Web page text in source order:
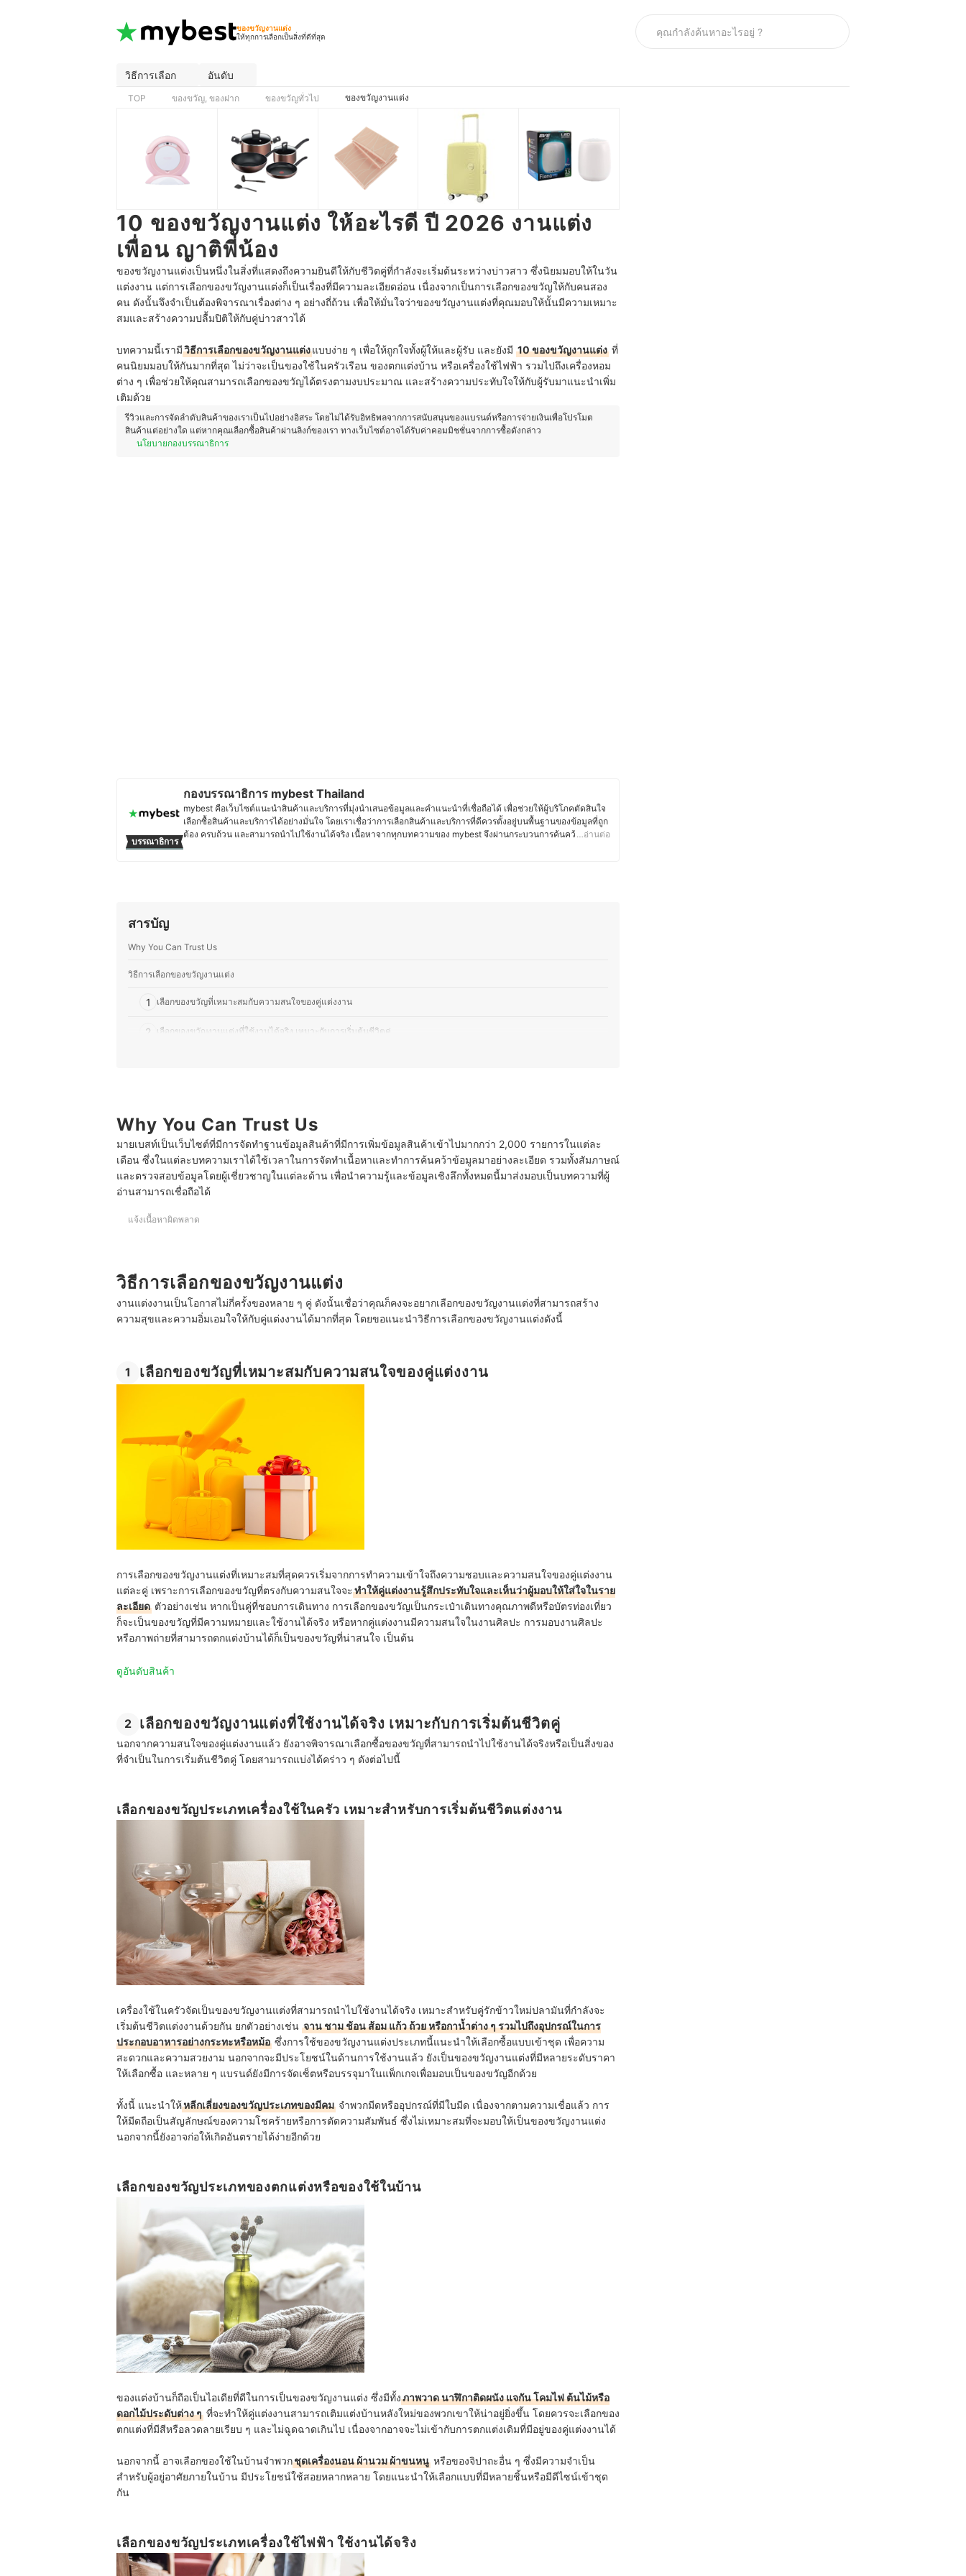
ของขวัญงานแต่ง
ให้ทุกการเลือกเป็นสิ่งที่ดีที่สุด
วิธีการเลือก อันดับ
TOP ของขวัญ, ของฝาก ของขวัญทั่วไป ของขวัญงานแต่ง
10 ของขวัญงานแต่ง ให้อะไรดี ปี 2026 งานแต่ง
เพื่อน ญาติพี่น้อง
ของขวัญงานแต่งเป็นหนึ่งในสิ่งที่แสดงถึงความยินดีให้กับชีวิตคู่ที่กำลังจะเริ่มต้นระหว่างบ่าวสาว ซึ่งนิยมมอบให้ในวัน
แต่งงาน แต่การเลือกของขวัญงานแต่งก็เป็นเรื่องที่มีความละเอียดอ่อน เนื่องจากเป็นการเลือกของขวัญให้กับคนสอง
คน ดังนั้นจึงจำเป็นต้องพิจารณาเรื่องต่าง ๆ อย่างถี่ถ้วน เพื่อให้มั่นใจว่าของขวัญงานแต่งที่คุณมอบให้นั้นมีความเหมาะ
สมและสร้างความปลื้มปิติให้กับคู่บ่าวสาวได้
บทความนี้เรามีวิธีการเลือกของขวัญงานแต่งแบบง่าย ๆ เพื่อให้ถูกใจทั้งผู้ให้และผู้รับ และยังมี 10 ของขวัญงานแต่ง ที่
คนนิยมมอบให้กันมากที่สุด ไม่ว่าจะเป็นของใช้ในครัวเรือน ของตกแต่งบ้าน หรือเครื่องใช้ไฟฟ้า รวมไปถึงเครื่องหอม
ต่าง ๆ เพื่อช่วยให้คุณสามารถเลือกของขวัญได้ตรงตามงบประมาณ และสร้างความประทับใจให้กับผู้รับมาแนะนำเพิ่ม
เติมด้วย
รีวิวและการจัดลำดับสินค้าของเราเป็นไปอย่างอิสระ โดยไม่ได้รับอิทธิพลจากการสนับสนุนของแบรนด์หรือการจ่ายเงินเพื่อโปรโมต
สินค้าแต่อย่างใด แต่หากคุณเลือกซื้อสินค้าผ่านลิงก์ของเรา ทางเว็บไซต์อาจได้รับค่าคอมมิชชั่นจากการซื้อดังกล่าว
นโยบายกองบรรณาธิการ
บรรณาธิการ
กองบรรณาธิการ mybest Thailand
mybest คือเว็บไซต์แนะนำสินค้าและบริการที่มุ่งนำเสนอข้อมูลและคำแนะนำที่เชื่อถือได้ เพื่อช่วยให้ผู้บริโภคตัดสินใจ
เลือกซื้อสินค้าและบริการได้อย่างมั่นใจ โดยเราเชื่อว่าการเลือกสินค้าและบริการที่ดีควรตั้งอยู่บนพื้นฐานของข้อมูลที่ถูก
ต้อง ครบถ้วน และสามารถนำไปใช้งานได้จริง เนื้อหาจากทุกบทความของ mybest จึงผ่านกระบวนการค้นคว้า…อ่านต่อ
สารบัญ
Why You Can Trust Us
วิธีการเลือกของขวัญงานแต่ง
1 เลือกของขวัญที่เหมาะสมกับความสนใจของคู่แต่งงาน
2 เลือกของขวัญงานแต่งที่ใช้งานได้จริง เหมาะกับการเริ่มต้นชีวิตคู่
Why You Can Trust Us
มายเบสท์เป็นเว็บไซต์ที่มีการจัดทำฐานข้อมูลสินค้าที่มีการเพิ่มข้อมูลสินค้าเข้าไปมากกว่า 2,000 รายการในแต่ละ
เดือน ซึ่งในแต่ละบทความเราได้ใช้เวลาในการจัดทำเนื้อหาและทำการค้นคว้าข้อมูลมาอย่างละเอียด รวมทั้งสัมภาษณ์
และตรวจสอบข้อมูลโดยผู้เชี่ยวชาญในแต่ละด้าน เพื่อนำความรู้และข้อมูลเชิงลึกทั้งหมดนี้มาส่งมอบเป็นบทความที่ผู้
อ่านสามารถเชื่อถือได้
แจ้งเนื้อหาผิดพลาด
วิธีการเลือกของขวัญงานแต่ง
งานแต่งงานเป็นโอกาสไม่กี่ครั้งของหลาย ๆ คู่ ดังนั้นเชื่อว่าคุณก็คงจะอยากเลือกของขวัญงานแต่งที่สามารถสร้าง
ความสุขและความอิ่มเอมใจให้กับคู่แต่งงานได้มากที่สุด โดยขอแนะนำวิธีการเลือกของขวัญงานแต่งดังนี้
1 เลือกของขวัญที่เหมาะสมกับความสนใจของคู่แต่งงาน
การเลือกของขวัญงานแต่งที่เหมาะสมที่สุดควรเริ่มจากการทำความเข้าใจถึงความชอบและความสนใจของคู่แต่งงาน
แต่ละคู่ เพราะการเลือกของขวัญที่ตรงกับความสนใจจะทำให้คู่แต่งงานรู้สึกประทับใจและเห็นว่าผู้มอบให้ใส่ใจในราย
ละเอียด ตัวอย่างเช่น หากเป็นคู่ที่ชอบการเดินทาง การเลือกของขวัญเป็นกระเป๋าเดินทางคุณภาพดีหรือบัตรท่องเที่ยว
ก็จะเป็นของขวัญที่มีความหมายและใช้งานได้จริง หรือหากคู่แต่งงานมีความสนใจในงานศิลปะ การมอบงานศิลปะ
หรือภาพถ่ายที่สามารถตกแต่งบ้านได้ก็เป็นของขวัญที่น่าสนใจ เป็นต้น
ดูอันดับสินค้า
2 เลือกของขวัญงานแต่งที่ใช้งานได้จริง เหมาะกับการเริ่มต้นชีวิตคู่
นอกจากความสนใจของคู่แต่งงานแล้ว ยังอาจพิจารณาเลือกซื้อของขวัญที่สามารถนำไปใช้งานได้จริงหรือเป็นสิ่งของ
ที่จำเป็นในการเริ่มต้นชีวิตคู่ โดยสามารถแบ่งได้คร่าว ๆ ดังต่อไปนี้
เลือกของขวัญประเภทเครื่องใช้ในครัว เหมาะสำหรับการเริ่มต้นชีวิตแต่งงาน
เครื่องใช้ในครัวจัดเป็นของขวัญงานแต่งที่สามารถนำไปใช้งานได้จริง เหมาะสำหรับคู่รักข้าวใหม่ปลามันที่กำลังจะ
เริ่มต้นชีวิตแต่งงานด้วยกัน ยกตัวอย่างเช่น จาน ชาม ช้อน ส้อม แก้ว ถ้วย หรือกาน้ำต่าง ๆ รวมไปถึงอุปกรณ์ในการ
ประกอบอาหารอย่างกระทะหรือหม้อ ซึ่งการใช้ของขวัญงานแต่งประเภทนี้แนะนำให้เลือกซื้อแบบเข้าชุด เพื่อความ
สะดวกและความสวยงาม นอกจากจะมีประโยชน์ในด้านการใช้งานแล้ว ยังเป็นของขวัญงานแต่งที่มีหลายระดับราคา
ให้เลือกซื้อ และหลาย ๆ แบรนด์ยังมีการจัดเซ็ตหรือบรรจุมาในแพ็กเกจเพื่อมอบเป็นของขวัญอีกด้วย
ทั้งนี้ แนะนำให้หลีกเลี่ยงของขวัญประเภทของมีคม จำพวกมีดหรืออุปกรณ์ที่มีใบมีด เนื่องจากตามความเชื่อแล้ว การ
ให้มีดถือเป็นสัญลักษณ์ของความโชคร้ายหรือการตัดความสัมพันธ์ ซึ่งไม่เหมาะสมที่จะมอบให้เป็นของขวัญงานแต่ง
นอกจากนี้ยังอาจก่อให้เกิดอันตรายได้ง่ายอีกด้วย
เลือกของขวัญประเภทของตกแต่งหรือของใช้ในบ้าน
ของแต่งบ้านก็ถือเป็นไอเดียที่ดีในการเป็นของขวัญงานแต่ง ซึ่งมีทั้งภาพวาด นาฬิกาติดผนัง แจกัน โคมไฟ ต้นไม้หรือ
ดอกไม้ประดับต่าง ๆ ที่จะทำให้คู่แต่งงานสามารถเติมแต่งบ้านหลังใหม่ของพวกเขาให้น่าอยู่ยิ่งขึ้น โดยควรจะเลือกของ
ตกแต่งที่มีสีหรือลวดลายเรียบ ๆ และไม่ฉูดฉาดเกินไป เนื่องจากอาจจะไม่เข้ากับการตกแต่งเดิมที่มีอยู่ของคู่แต่งงานได้
นอกจากนี้ อาจเลือกของใช้ในบ้านจำพวกชุดเครื่องนอน ผ้านวม ผ้าขนหนู หรือของจิปาถะอื่น ๆ ซึ่งมีความจำเป็น
สำหรับผู้อยู่อาศัยภายในบ้าน มีประโยชน์ใช้สอยหลากหลาย โดยแนะนำให้เลือกแบบที่มีหลายชิ้นหรือมีดีไซน์เข้าชุด
กัน
เลือกของขวัญประเภทเครื่องใช้ไฟฟ้า ใช้งานได้จริง